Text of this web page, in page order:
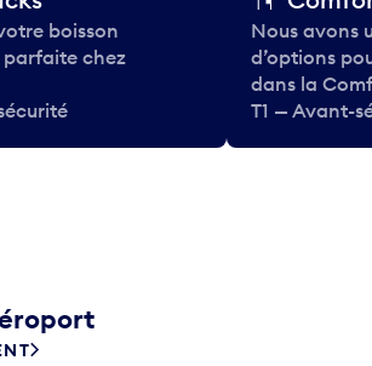
boisson
parfaite chez
Nous avons
d’options
dans la
T1 — Avant-